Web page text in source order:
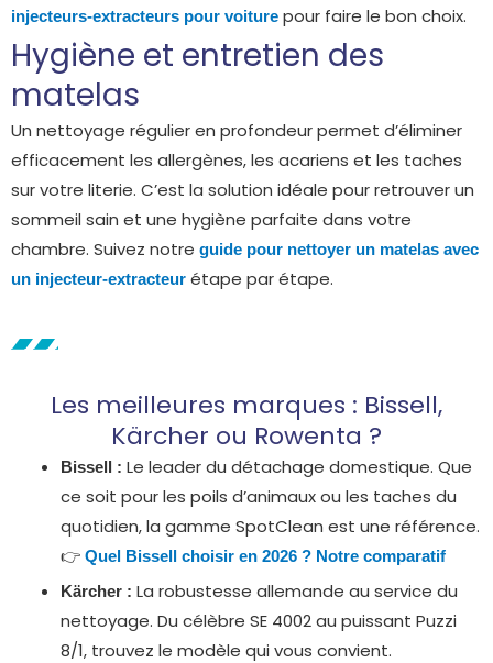
injecteurs-extracteurs pour voiture pour faire le bon choix.
Hygiène et entretien des
matelas
Un nettoyage régulier en profondeur permet d’éliminer
efficacement les allergènes, les acariens et les taches
sur votre literie. C’est la solution idéale pour retrouver un
sommeil sain et une hygiène parfaite dans votre
chambre. Suivez notre guide pour nettoyer un matelas avec
un injecteur-extracteur étape par étape.
Les meilleures marques : Bissell,
Kärcher ou Rowenta ?
Bissell : Le leader du détachage domestique. Que
ce soit pour les poils d’animaux ou les taches du
quotidien, la gamme SpotClean est une référence.
👉 Quel Bissell choisir en 2026 ? Notre comparatif
Kärcher : La robustesse allemande au service du
nettoyage. Du célèbre SE 4002 au puissant Puzzi
8/1, trouvez le modèle qui vous convient.